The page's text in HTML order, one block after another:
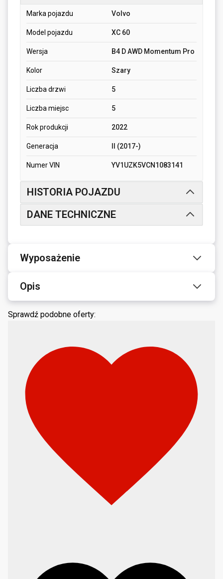
Marka pojazdu Volvo
Model pojazdu XC 60
Wersja B4 D AWD Momentum Pro
Kolor Szary
Liczba drzwi 5
Liczba miejsc 5
Rok produkcji 2022
Generacja II (2017-)
Numer VIN YV1UZK5VCN1083141
HISTORIA POJAZDU
DANE TECHNICZNE
Wyposażenie
Opis
Sprawdź podobne oferty: